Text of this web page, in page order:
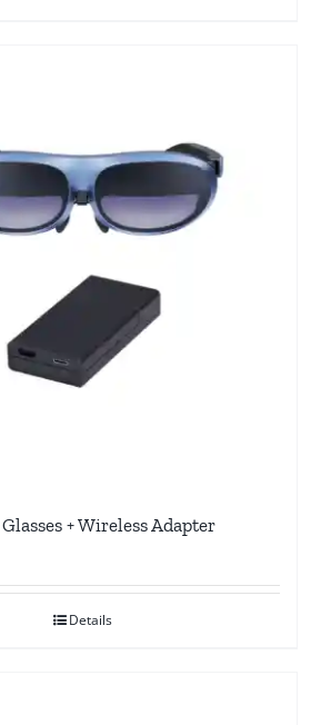
+ Wireless Adapter
Details